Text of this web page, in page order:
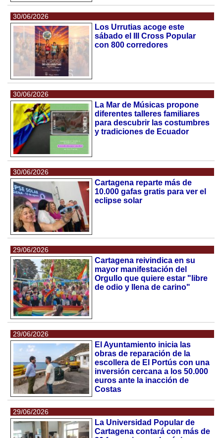
30/06/2026
Los Urrutias acoge este
sábado el III Cross Popular
con 800 corredores
30/06/2026
La Mar de Músicas propone
diferentes talleres familiares
para descubrir las costumbres
y tradiciones de Ecuador
30/06/2026
Cartagena reparte más de
10.000 gafas gratis para ver el
eclipse solar
29/06/2026
Cartagena reivindica en su
mayor manifestación del
Orgullo que quiere estar "libre
de odio y llena de carino"
29/06/2026
El Ayuntamiento inicia las
obras de reparación de la
escollera de El Portús con una
inversión cercana a los 50.000
euros ante la inacción de
Costas
29/06/2026
La Universidad Popular de
Cartagena contará con más de